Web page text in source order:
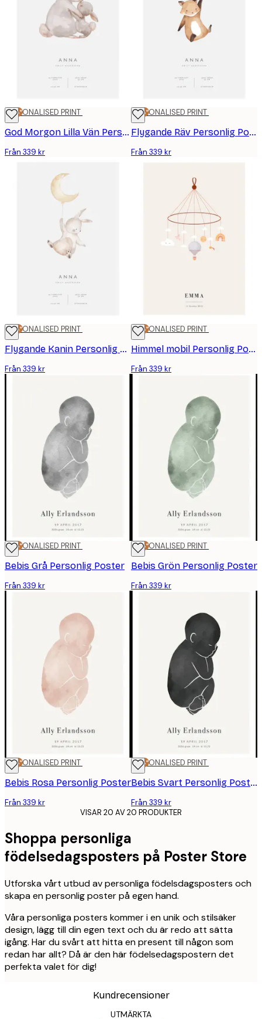
25%*
PERSONALISED PRINT
God Morgon Lilla Vän Personlig Poster
Från 339 kr
25%*
PERSONALISED PRINT
Flygande Räv Personlig Poster
Från 339 kr
25%*
PERSONALISED PRINT
Flygande Kanin Personlig Poster
Från 339 kr
25%*
PERSONALISED PRINT
Himmel mobil Personlig Poster
Från 339 kr
25%*
PERSONALISED PRINT
Bebis Grå Personlig Poster
Från 339 kr
25%*
PERSONALISED PRINT
Bebis Grön Personlig Poster
Från 339 kr
25%*
PERSONALISED PRINT
Bebis Rosa Personlig Poster
Från 339 kr
25%*
PERSONALISED PRINT
Bebis Svart Personlig Poster
Från 339 kr
VISAR 20 AV 20 PRODUKTER
Shoppa personliga
födelsedagsposters på Poster Store
Utforska vårt utbud av personliga födelsdagsposters och
skapa en personlig poster på egen hand.
Våra personliga posters kommer i en unik och stilsäker
design, lägg till din egen text och du är redo att sätta
igång. Har du svårt att hitta en present till någon som
redan har allt? Då är den här födelsedagspostern det
perfekta valet för dig!
Kundrecensioner
UTMÄRKTA